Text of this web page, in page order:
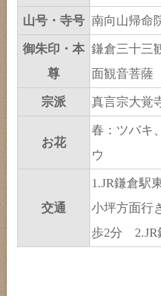
山号・寺号 南向山帰命
御朱印・本
尊
鎌倉三十三
面観音菩薩
宗派 真言宗大覚
お花
春：ツバキ
ウ
交通
1.JR鎌倉駅
小坪方面行
歩2分 2.JR